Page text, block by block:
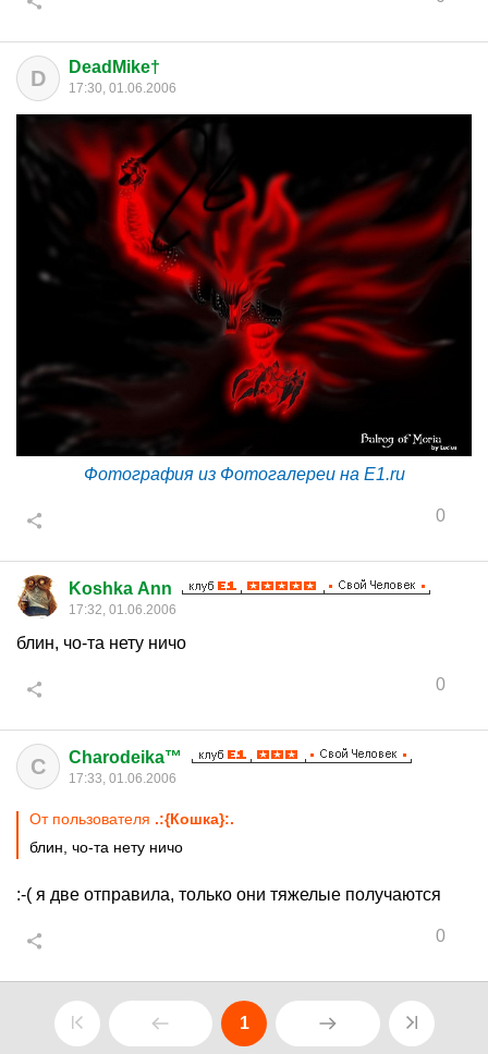
D DeadMike†
17:30, 01.06.2006
Фотография из Фотогалереи на E1.ru
0
Koshka Ann
17:32, 01.06.2006
блин, чо-та нету ничо
0
C Charodeika™
17:33, 01.06.2006
От пользователя .:{Кoшкa}:.
блин, чо-та нету ничо
:-( я две отправила, только они тяжелые получаются
0
1